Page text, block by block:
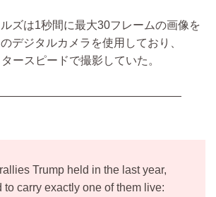
ズは1秒間に最大30フレームの画像を
デジタルカメラを使用しており、
ースピードで撮影していた。
Trump held in the last year,
carry exactly one of them live: